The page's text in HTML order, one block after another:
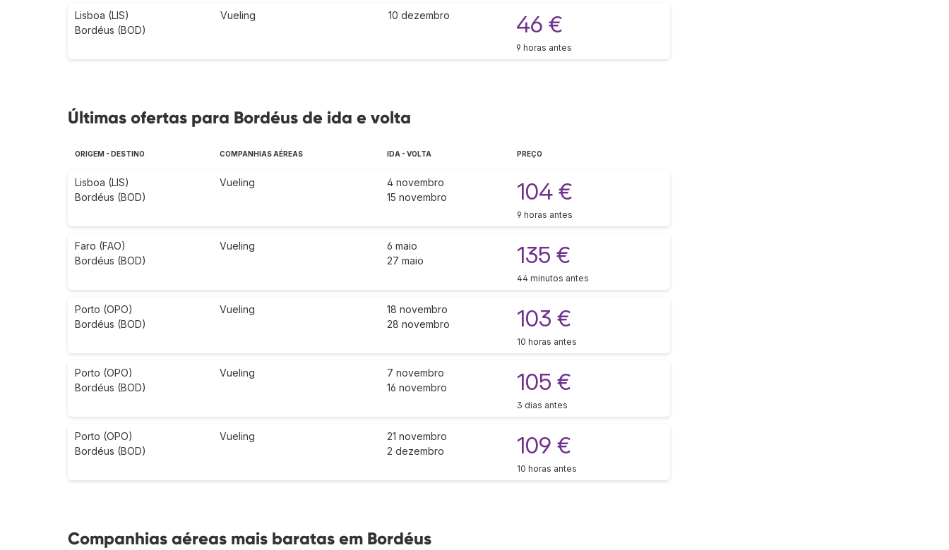
Lisboa (LIS)
Bordéus (BOD)
Vueling 10 dezembro 46 €
9 horas antes
Últimas ofertas para Bordéus de ida e volta
ORIGEM - DESTINO COMPANHIAS AÉREAS IDA - VOLTA PREÇO
Lisboa (LIS)
Bordéus (BOD)
Vueling
4 novembro
15 novembro
104 €
9 horas antes
Faro (FAO)
Bordéus (BOD)
Vueling
6 maio
27 maio
135 €
44 minutos antes
Porto (OPO)
Bordéus (BOD)
Vueling
18 novembro
28 novembro
103 €
10 horas antes
Porto (OPO)
Bordéus (BOD)
Vueling
7 novembro
16 novembro
105 €
3 dias antes
Porto (OPO)
Bordéus (BOD)
Vueling
21 novembro
2 dezembro
109 €
10 horas antes
Companhias aéreas mais baratas em Bordéus